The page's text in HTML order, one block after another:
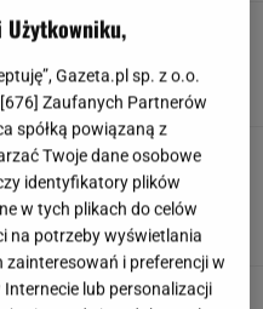
który może zmienić
świętowanie, a potem
zapamiętają ten wyjazd na
Zięby w "Na Wspólnej" to
Użytkowniku,
Gazeta.pl sp. z o.o.
676] Zaufanych Partnerów
spółką powiązaną z
Twoje dane osobowe
identyfikatory plików
w tych plikach do celów
na potrzeby wyświetlania
i preferencji w
lub personalizacji